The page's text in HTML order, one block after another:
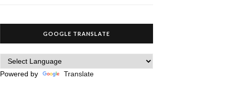
GOOGLE TRANSLATE
Powered by Translate